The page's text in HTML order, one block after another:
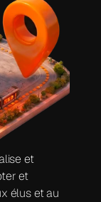
et
et
élus et au